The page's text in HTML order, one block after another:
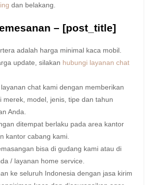
dan belakang.
– [post_title]
adalah harga minimal kaca mobil.
update, silakan hubungi layanan chat
chat kami dengan memberikan
merek, model, jenis, tipe dan tahun
Anda.
ditempat berlaku pada area kantor
kantor cabang kami.
bisa di gudang kami atau di
/ layanan home service.
ke seluruh Indonesia dengan jasa kirim